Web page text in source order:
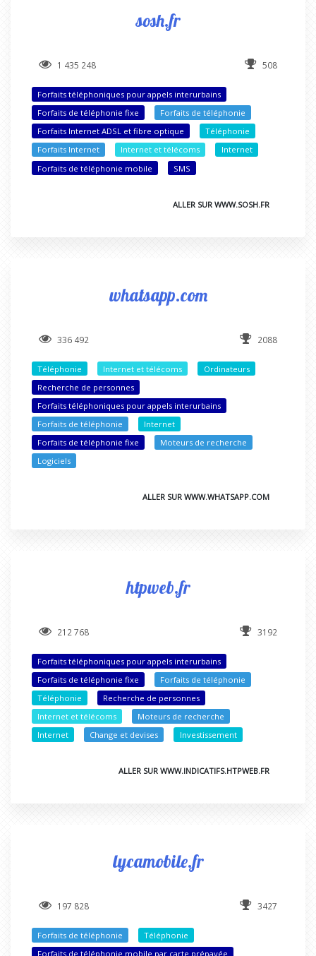
sosh.fr
1 435 248 508
Forfaits téléphoniques pour appels interurbains
Forfaits de téléphonie fixe
Forfaits de téléphonie
Forfaits Internet ADSL et fibre optique
Téléphonie
Forfaits Internet
Internet et télécoms
Internet
Forfaits de téléphonie mobile
SMS
ALLER SUR WWW.SOSH.FR
whatsapp.com
336 492 2088
Téléphonie Internet et télécoms
Ordinateurs
Recherche de personnes
Forfaits téléphoniques pour appels interurbains
Forfaits de téléphonie
Internet
Forfaits de téléphonie fixe
Moteurs de recherche
Logiciels
ALLER SUR WWW.WHATSAPP.COM
htpweb.fr
212 768 3192
Forfaits téléphoniques pour appels interurbains
Forfaits de téléphonie fixe
Forfaits de téléphonie
Téléphonie
Recherche de personnes
Internet et télécoms
Moteurs de recherche
Internet
Change et devises Investissement
ALLER SUR WWW.INDICATIFS.HTPWEB.FR
lycamobile.fr
197 828 3427
Forfaits de téléphonie
Téléphonie
Forfaits de téléphonie mobile par carte prépayée